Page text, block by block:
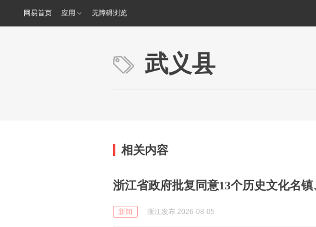
网易首页 应用 无障碍浏览
武义县
相关内容
浙江省政府批复同意13个历史文化名
新闻 浙江发布 2026-08-05